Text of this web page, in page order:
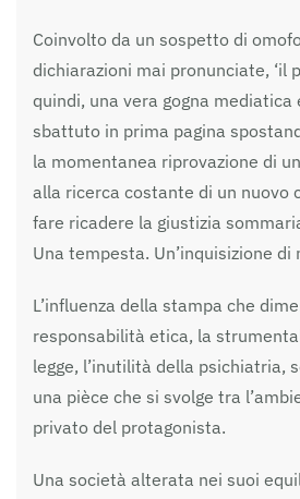
Coinvolto da un sospetto di
dichiarazioni mai pronunciate, ‘il
quindi, una vera gogna mediatica
sbattuto in prima pagina
la momentanea riprovazione di
alla ricerca costante di un nuovo
fare ricadere la giustizia
Una tempesta. Un’inquisizione di
L’influenza della stampa che
responsabilità etica, la
legge, l’inutilità della psichiatria,
una pièce che si svolge tra
privato del protagonista.
Una società alterata nei suoi